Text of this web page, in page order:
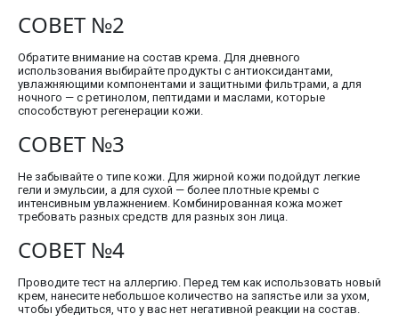
СОВЕТ №2
Обратите внимание на состав крема. Для дневного
использования выбирайте продукты с антиоксидантами,
увлажняющими компонентами и защитными фильтрами, а для
ночного — с ретинолом, пептидами и маслами, которые
способствуют регенерации кожи.
СОВЕТ №3
Не забывайте о типе кожи. Для жирной кожи подойдут легкие
гели и эмульсии, а для сухой — более плотные кремы с
интенсивным увлажнением. Комбинированная кожа может
требовать разных средств для разных зон лица.
СОВЕТ №4
Проводите тест на аллергию. Перед тем как использовать новый
крем, нанесите небольшое количество на запястье или за ухом,
чтобы убедиться, что у вас нет негативной реакции на состав.